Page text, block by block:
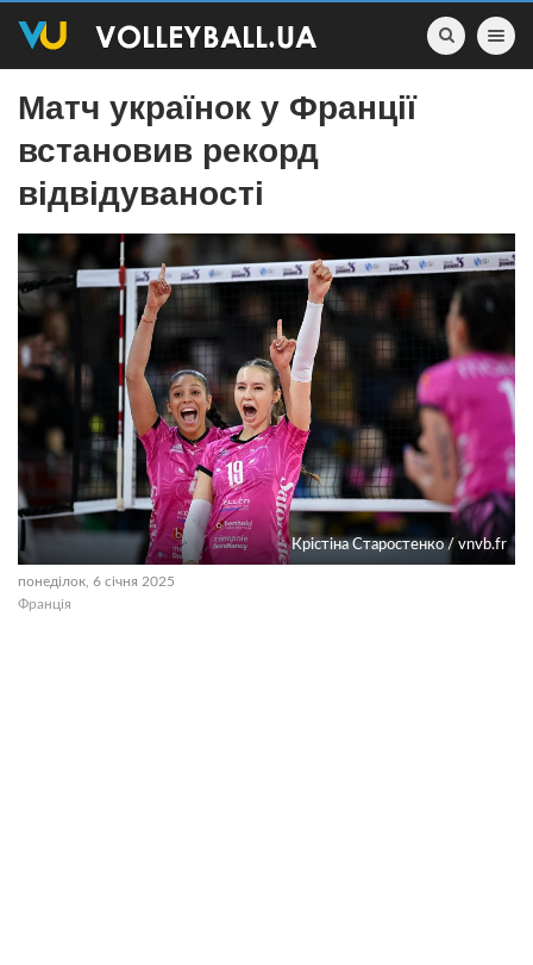
Toggle
Матч українок у Франції
встановив рекорд
відвідуваності
Крістіна Старостенко / vnvb.fr
понеділок, 6 січня 2025
Франція